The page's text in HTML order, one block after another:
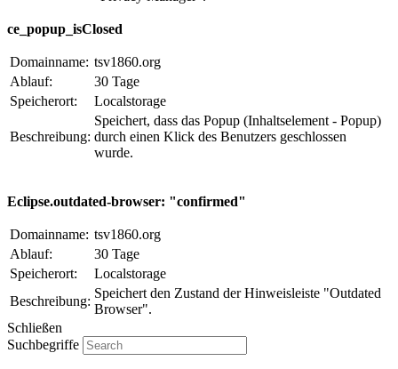
ce_popup_isClosed
Domainname: tsv1860.org
Ablauf:
30 Tage
Speicherort:
Localstorage
Beschreibung:
Speichert, dass das Popup (Inhaltselement - Popup)
durch einen Klick des Benutzers geschlossen
wurde.
Eclipse.outdated-browser: "confirmed"
Domainname: tsv1860.org
Ablauf:
30 Tage
Speicherort:
Localstorage
Beschreibung:
Speichert den Zustand der Hinweisleiste "Outdated
Browser".
Schließen
Suchbegriffe